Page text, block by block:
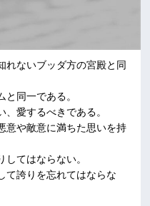
れないブッダ方の宮殿と同
同一である。
愛するべきである。
意や敵意に満ちた思いを持
てはならない。
誇りを忘れてはならな